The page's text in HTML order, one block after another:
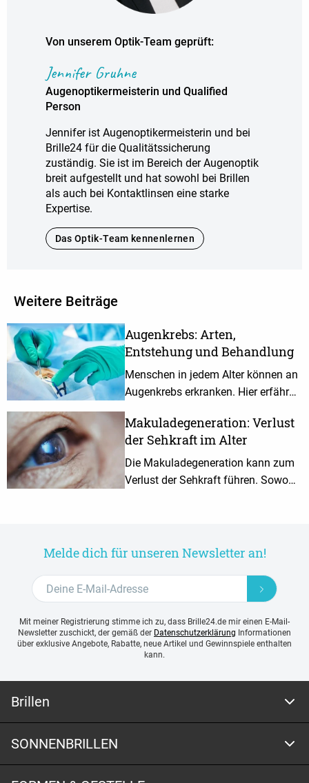
Von unserem Optik-Team geprüft:
Jennifer Gruhne
Augenoptikermeisterin und Qualified
Person
Jennifer ist Augenoptikermeisterin und bei
Brille24 für die Qualitätssicherung
zuständig. Sie ist im Bereich der Augenoptik
breit aufgestellt und hat sowohl bei Brillen
als auch bei Kontaktlinsen eine starke
Expertise.
Das Optik-Team kennenlernen
Weitere Beiträge
Augenkrebs: Arten,
Entstehung und Behandlung
Menschen in jedem Alter können an
Augenkrebs erkranken. Hier erfährst
wie sie entstehen und wie sie
behandelt werden.
Makuladegeneration: Verlust
der Sehkraft im Alter
Die Makuladegeneration kann zum
Verlust der Sehkraft führen. Sowohl
Melde dich für unseren Newsletter an!
Mit meiner Registrierung stimme ich zu, dass Brille24.de mir einen E-Mail-
Newsletter zuschickt, der gemäß der Datenschutzerklärung Informationen
über exklusive Angebote, Rabatte, neue Artikel und Gewinnspiele enthalten
kann.
Brillen
SONNENBRILLEN